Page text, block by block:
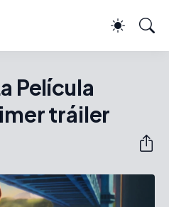
Película
tráiler